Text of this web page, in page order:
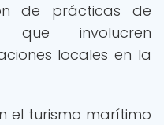
de prácticas de
que involucren
locales en la
el turismo marítimo